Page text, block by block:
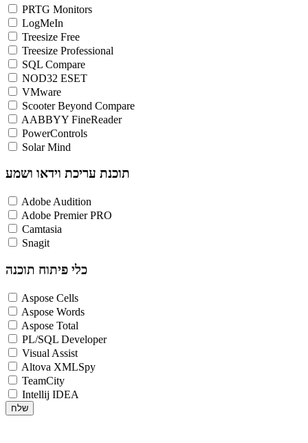
PRTG Monitors
LogMeIn
Treesize Free
Treesize Professional
SQL Compare
NOD32 ESET
VMware
Scooter Beyond Compare
AABBYY FineReader
PowerControls
Solar Mind
תוכנת עריכת וידאו ושמע
Adobe Audition
Adobe Premier PRO
Camtasia
Snagit
כלי פיתוח תוכנה
Aspose Cells
Aspose Words
Aspose Total
PL/SQL Developer
Visual Assist
Altova XMLSpy
TeamCity
Intellij IDEA